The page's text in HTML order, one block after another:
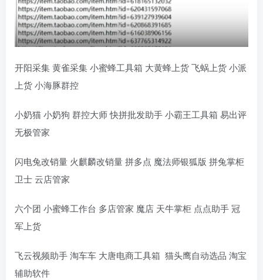
开阳采集 黄雀采集 小蜜蜂工具箱 大黄蜂上货 飞蜗上货 小派
上货 小海豚群控
小奶猫 小奶狗 群控大师 快拼批发助手 小霸王工具箱 易出评
无极管家
闪电兔改销量 火麒麟改销量 拼多点 魔法师银狐版 拼兔掌柜
卫士 云店管家
六个团 小蜜蜂工作台 多店管家 魔店 天牛掌柜 点点助手 冠
军上货
飞云视频助手 淘车车 大唐电商工具箱 猫头鹰自动选品 淘宝
辅助软件